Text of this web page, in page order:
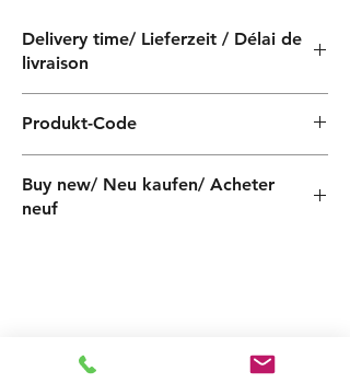
Delivery time/ Lieferzeit / Délai de
livraison
Produkt-Code
Buy new/ Neu kaufen/ Acheter
neuf